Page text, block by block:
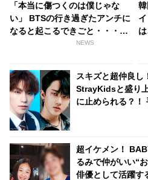
「本当に傷つくのは僕じゃな
い」 BTSの行き過ぎたアンチに
なると起こるできごと・・・悪
質ユーザーの対処のためARMY
NEWS
スキズと超仲良し
StrayKidsと盛り
に止められる？！
超イケメン！
るみで仲がいい“
俳優として活躍す